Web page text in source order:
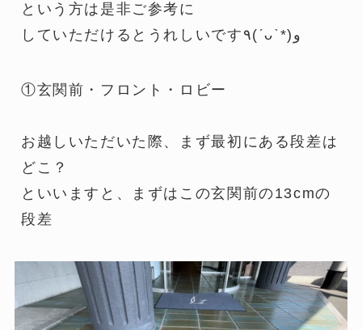
という方は是非ご参考に
していただけるとうれしいです٩(ˊᴗˋ*)و
①玄関前・フロント・ロビー
お越しいただいた際、まず最初にある段差は
どこ？
といいますと、まずはこの玄関前の13cmの
段差